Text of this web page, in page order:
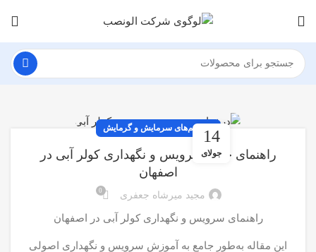
14
جولای
سیستم‌های سرمایش و گرمایش
راهنمای جامع سرویس و نگهداری کولر آبی در
اصفهان
مجید میرشاه جعفری 0
راهنمای سرویس و نگهداری کولر آبی در اصفهان
این مقاله به‌طور جامع به آموزش سرویس و نگهداری اصولی